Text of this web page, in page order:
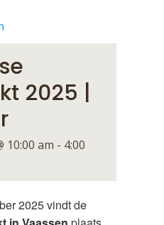
2025 |
10:00 am - 4:00
2025 vindt de